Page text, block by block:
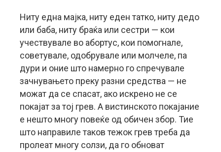
Ниту една мајка, ниту еден татко, ниту дедо
или баба, ниту браќа или сестри — кои
учествувале во абортус, кои помогнале,
советувале, одобрувале или молчеле, па
дури и оние што намерно го спречувале
зачнувањето преку разни средства — не
можат да се спасат, ако искрено не се
покајат за тој грев. А вистинското покајание
е нешто многу повеќе од обичен збор. Тие
што направиле таков тежок грев треба да
пролеат многу солзи, да го обноват